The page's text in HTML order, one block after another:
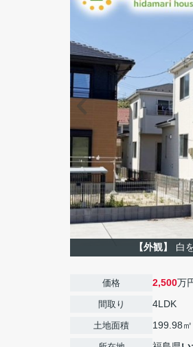
【外観】 白
価格 2,500万
間取り 4LDK
土地面積 199.98㎡